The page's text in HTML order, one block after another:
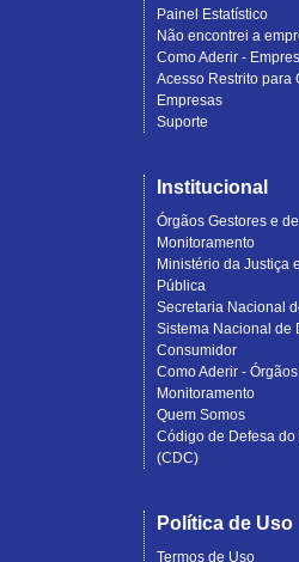
Painel Estatístico
Não encontrei a
Como Aderir -
Acesso Restrito para
Empresas
Suporte
Institucional
Órgãos Gestores e de
Monitoramento
Ministério da Justiça
Pública
Secretaria Nacional
Sistema Nacional de
Consumidor
Como Aderir -
Monitoramento
Quem Somos
Código de Defesa
(CDC)
Política de Uso
Termos de Uso